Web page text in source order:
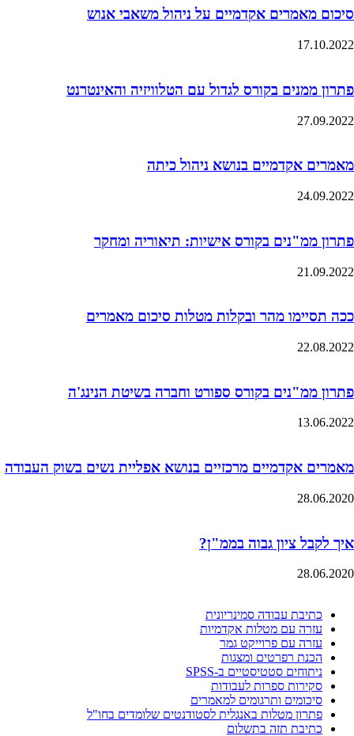
סיכום מאמרים אקדמיים על ניהול משאבי אנוש
17.10.2022
פתרון ממנים בקורס לגדול עם הטלוויזיה והאינטרנט
27.09.2022
מאמרים אקדמיים בנושא ניהול כיתה
24.09.2022
פתרון ממ"נים בקורס אישיות: תיאוריה ומחקר
21.09.2022
ככה תסיימו מהר ובקלות מטלות סיכום מאמרים
22.08.2022
פתרון ממ"נים בקורס ספורט וחברה בשיטת הנינג'ה
13.06.2022
מאמרים אקדמיים מרכזיים בנושא אפליית נשים בשוק העבודה
28.06.2020
איך לקבל ציון גבוה בממ"ן?
28.06.2020
כתיבת עבודה סמינריונית
עזרה עם מטלות אקדמיות
עזרה עם פרוייקט גמר
הכנת רפרטים ומצגות
ניתוחים סטטיסטיים ב-SPSS
סקירות ספרות לעבודות
סיכומים ותרגומים למאמרים
פתרון מטלות באנגלית לסטודנטים שלומדים בחו"ל
כתיבת תזה בתשלום